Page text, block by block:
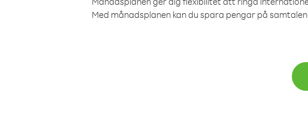
Med månadsplanen kan du spara pengar på